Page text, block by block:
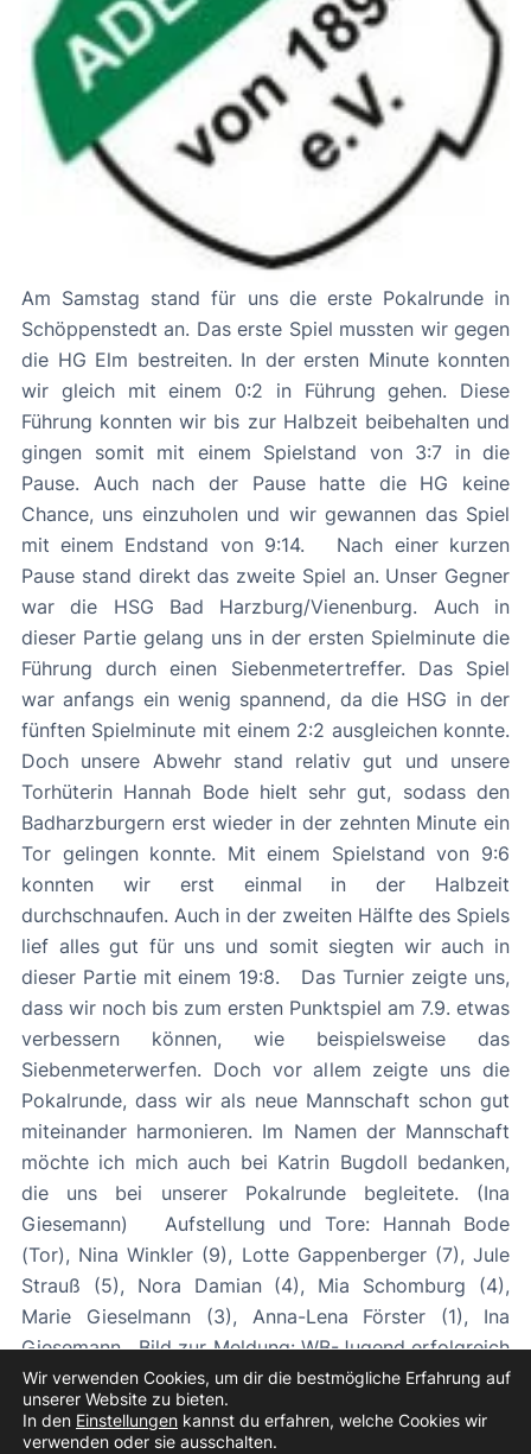
Am Samstag stand für uns die erste Pokalrunde in
Schöppenstedt an. Das erste Spiel mussten wir gegen
die HG Elm bestreiten. In der ersten Minute konnten
wir gleich mit einem 0:2 in Führung gehen. Diese
Führung konnten wir bis zur Halbzeit beibehalten und
gingen somit mit einem Spielstand von 3:7 in die
Pause. Auch nach der Pause hatte die HG keine
Chance, uns einzuholen und wir gewannen das Spiel
mit einem Endstand von 9:14. Nach einer kurzen
Pause stand direkt das zweite Spiel an. Unser Gegner
war die HSG Bad Harzburg/Vienenburg. Auch in
dieser Partie gelang uns in der ersten Spielminute die
Führung durch einen Siebenmetertreffer. Das Spiel
war anfangs ein wenig spannend, da die HSG in der
fünften Spielminute mit einem 2:2 ausgleichen konnte.
Doch unsere Abwehr stand relativ gut und unsere
Torhüterin Hannah Bode hielt sehr gut, sodass den
Badharzburgern erst wieder in der zehnten Minute ein
Tor gelingen konnte. Mit einem Spielstand von 9:6
konnten wir erst einmal in der Halbzeit
durchschnaufen. Auch in der zweiten Hälfte des Spiels
lief alles gut für uns und somit siegten wir auch in
dieser Partie mit einem 19:8. Das Turnier zeigte uns,
dass wir noch bis zum ersten Punktspiel am 7.9. etwas
verbessern können, wie beispielsweise das
Siebenmeterwerfen. Doch vor allem zeigte uns die
Pokalrunde, dass wir als neue Mannschaft schon gut
miteinander harmonieren. Im Namen der Mannschaft
möchte ich mich auch bei Katrin Bugdoll bedanken,
die uns bei unserer Pokalrunde begleitete. (Ina
Giesemann) Aufstellung und Tore: Hannah Bode
(Tor), Nina Winkler (9), Lotte Gappenberger (7), Jule
Strauß (5), Nora Damian (4), Mia Schomburg (4),
Marie Gieselmann (3), Anna-Lena Förster (1), Ina
Giesemann Bild zur Meldung: WB-Jugend erfolgreich
bei Pokalrunde in Schöppenstedt
« Vorheriger Beitrag Nächster Beitrag
Wir verwenden Cookies, um dir die bestmögliche Erfahrung auf
unserer Website zu bieten.
In den Einstellungen kannst du erfahren, welche Cookies wir
verwenden oder sie ausschalten.